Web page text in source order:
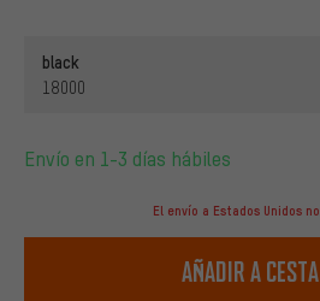
black
18000
Envío en 1-3 días hábiles
El envío a Estados Unidos
Añadir a cesta